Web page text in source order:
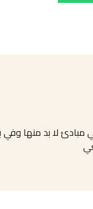
مبادئ لا بد منها